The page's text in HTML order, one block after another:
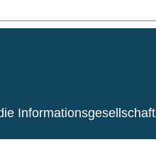
Informationsgesellschaft